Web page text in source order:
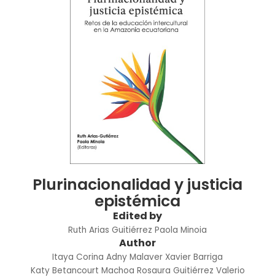
Plurinacionalidad y justicia
epistémica
Edited by
Ruth Arias Guitiérrez Paola Minoia
Author
Itaya Corina Adny Malaver Xavier Barriga
Katy Betancourt Machoa Rosaura Guitiérrez Valerio